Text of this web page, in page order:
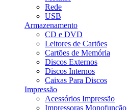
Rede
USB
Armazenamento
CD e DVD
Leitores de Cartões
Cartões de Memória
Discos Externos
Discos Internos
Caixas Para Discos
Impressão
Acessórios Impressão
Impressoras Monofunção